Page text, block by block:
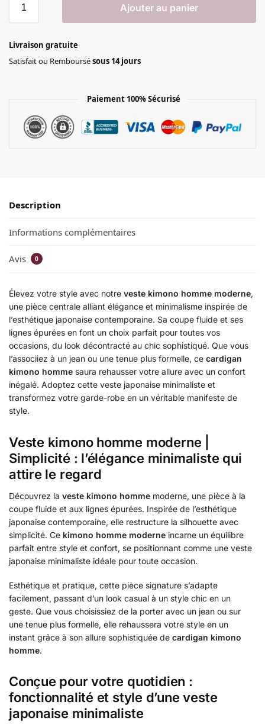
Ajouter au panier
Livraison gratuite
Satisfait ou Remboursésous 14 jours
Paiement 100% Sécurisé
Description
Informations complémentaires
Avis 0
Élevez votre style avec notre veste kimono homme moderne,
une pièce centrale alliant élégance et minimalisme inspirée de
l’esthétique japonaise contemporaine. Sa coupe fluide et ses
lignes épurées en font un choix parfait pour toutes vos
occasions, du look décontracté au chic sophistiqué. Que vous
l’associiez à un jean ou une tenue plus formelle, ce cardigan
kimono homme saura rehausser votre allure avec un confort
inégalé. Adoptez cette veste japonaise minimaliste et
transformez votre garde-robe en un véritable manifeste de
style.
Veste kimono homme moderne |
Simplicité : l’élégance minimaliste qui
attire le regard
Découvrez la veste kimono homme moderne, une pièce à la
coupe fluide et aux lignes épurées. Inspirée de l’esthétique
japonaise contemporaine, elle restructure la silhouette avec
simplicité. Ce kimono homme moderne incarne un équilibre
parfait entre style et confort, se positionnant comme une veste
japonaise minimaliste idéale pour toute occasion.
Esthétique et pratique, cette pièce signature s’adapte
facilement, passant d’un look casual à un style chic en un
geste. Que vous choisissiez de la porter avec un jean ou sur
une tenue plus formelle, elle rehaussera votre style en un
instant grâce à son allure sophistiquée de cardigan kimono
homme.
Conçue pour votre quotidien :
fonctionnalité et style d’une veste
japonaise minimaliste